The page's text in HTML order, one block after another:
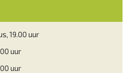
19.00 uur
uur
uur